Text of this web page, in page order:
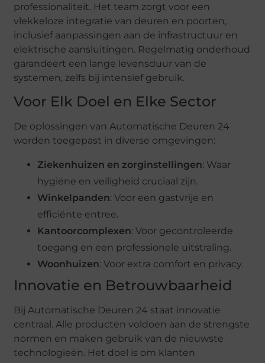
professionaliteit. Het team zorgt voor een
vlekkeloze integratie van deuren en poorten,
inclusief aanpassingen aan de infrastructuur en
elektrische aansluitingen. Regelmatig onderhoud
garandeert een lange levensduur van de
systemen, zelfs bij intensief gebruik.
Voor Elk Doel en Elke Sector
De oplossingen van Automatische Deuren 24
worden toegepast in diverse omgevingen:
Ziekenhuizen en zorginstellingen: Waar
hygiëne en veiligheid cruciaal zijn.
Winkelpanden: Voor een gastvrije en
efficiënte entree.
Kantoorcomplexen: Voor gecontroleerde
toegang en een professionele uitstraling.
Woonhuizen: Voor extra comfort en privacy.
Innovatie en Betrouwbaarheid
Bij Automatische Deuren 24 staat innovatie
centraal. Alle producten voldoen aan de strengste
normen en maken gebruik van de nieuwste
technologieën. Het doel is om klanten